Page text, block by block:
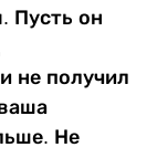
Пусть он
не получил
Не